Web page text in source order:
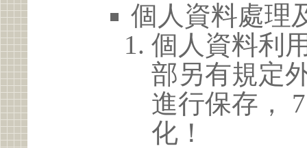
個人資料處理
個人資料利
部另有規定
進行保存，
化！